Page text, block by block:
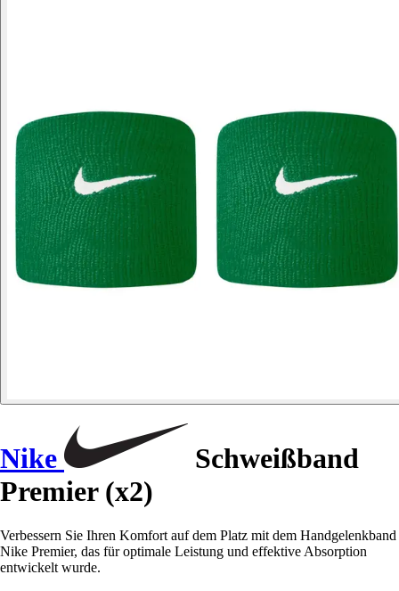
Nike
Schweißband
Premier (x2)
Verbessern Sie Ihren Komfort auf dem Platz mit dem Handgelenkband
Nike Premier, das für optimale Leistung und effektive Absorption
entwickelt wurde.